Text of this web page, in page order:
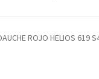
InicioMi cuenta
ROJO HELIOS 619